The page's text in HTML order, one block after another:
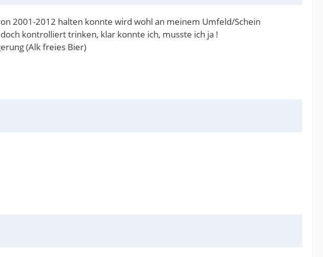
2001-2012 halten konnte wird wohl an meinem Umfeld/Schein
kontrolliert trinken, klar konnte ich, musste ich ja !
(Alk freies Bier)